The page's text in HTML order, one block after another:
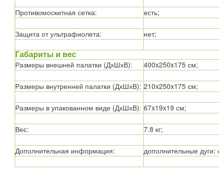
Противомоскитная сетка: есть;
Защита от ультрафиолета: нет;
Габариты и вес
Размеры внешней палатки (ДхШхВ): 400x250x175 см;
Размеры внутренней палатки (ДхШхВ): 210x250x175 см;
Размеры в упакованном виде (ДхШхВ): 67x19x19 см;
Вес: 7.8 кг;
Дополнительная информация: дополнительные дуги: